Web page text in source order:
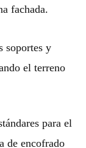
fachada.
soportes y
el terreno
para el
de encofrado